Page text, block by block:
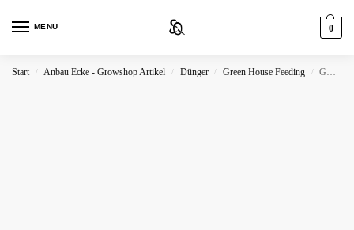
MENU 0
Start / Anbau Ecke - Growshop Artikel / Dünger / Green House Feeding / GH Feeding Calcium